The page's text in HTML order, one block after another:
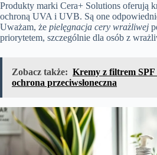
Produkty marki Cera+ Solutions oferują
ochroną UVA i UVB. Są one
Uważam, że pielęgnacja cery wrażliwej
priorytetem, szczególnie dla osób z
Zobacz także: Kremy z filtrem SPF
ochrona przeciwsłoneczna